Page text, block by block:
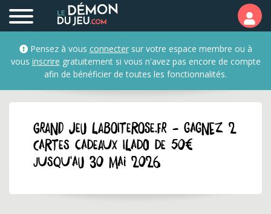
Pensez à vous connectersur votre espace membre ou à
vous inscrire gratuitement si vous n'avez pas encore de compte
afin de bénéficier de toutes les fonctionnalités.
GRAND JEU laboiterose.fr - Gagnez 2
cartes cadeaux Ilado de 50€
jusqu'au 30 mai 2026